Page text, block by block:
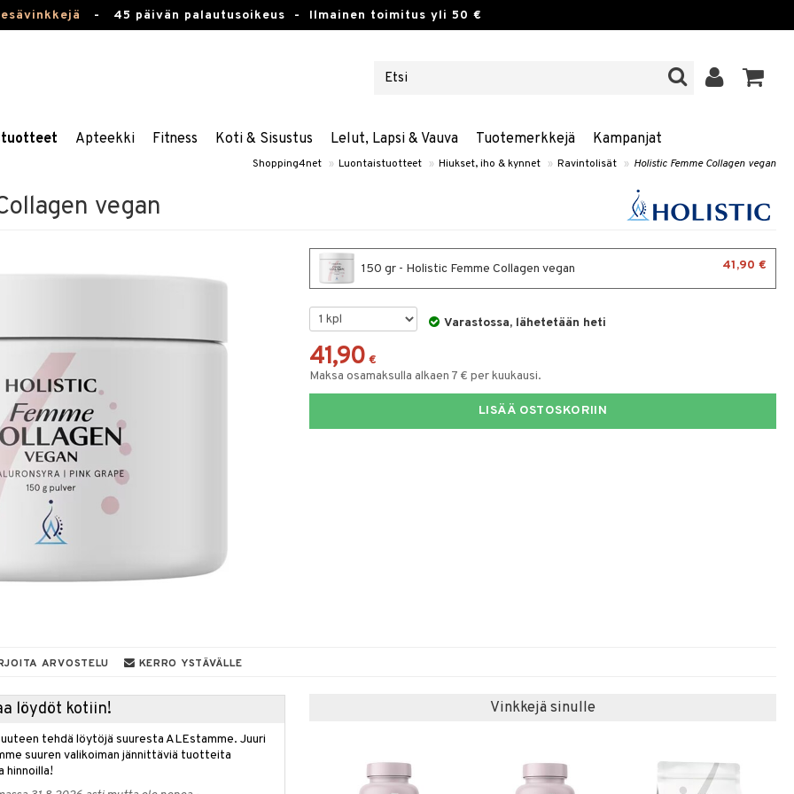
- 45 päivän palautusoikeus - Ilmainen toimitus yli 50 €
Apteekki Fitness Koti & Sisustus Lelut, Lapsi & Vauva Tuotemerkkejä Kampanjat
Shopping4net » Luontaistuotteet » Hiukset, iho & kynnet » Ravintolisät » Holistic Femme Collagen vegan
vegan
150 gr - Holistic Femme Collagen vegan 41,90 €
Varastossa, lähetetään heti
41,90 €
Maksa osamaksulla alkaen 7 € per kuukausi.
LISÄÄ OSTOSKORIIN
ARVOSTELU KERRO YSTÄVÄLLE
löydöt kotiin!
tehdä löytöjä suuresta ALEstamme. Juuri
suuren valikoiman jännittäviä tuotteita
hinnoilla!
Vinkkejä sinulle